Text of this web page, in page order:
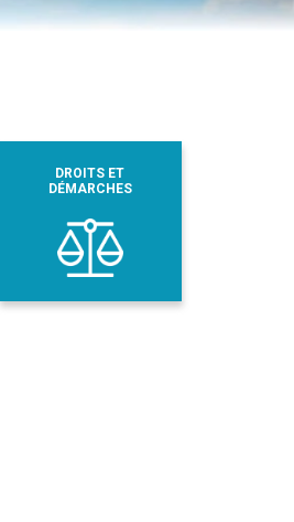
DROITS ET
DÉMARCHES